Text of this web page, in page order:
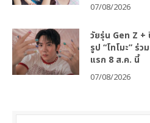
07/08/2026
วัยรุ่น Gen Z +
รูป “โทโมะ” ร่ว
แรก 8 ส.ค. นี้
07/08/2026